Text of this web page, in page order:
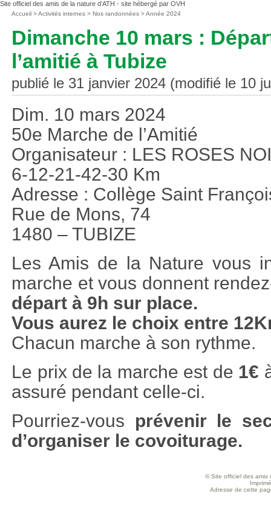
Site officiel des amis de la nature d’ATH - site hébergé par OVH
Vous
ici
:
Accueil >Activités internes >Nos randonnées>Année 2024
Dimanche 10 mars :
l’amitié à Tubize
publié le 31 janvier 2024 (modifié le 10
Dim. 10 mars 2024
50e Marche de l’Amitié
Organisateur : LES ROSES
6-12-21-42-30 Km
Adresse : Collège Saint
Rue de Mons, 74
1480 – TUBIZE
Les Amis de la Nature vous
marche et vous donnent
départ à 9h sur place.
Vous aurez le choix entre
Chacun marche à son rythme.
Le prix de la marche est de 1€
assuré pendant celle-ci.
Pourriez-vous prévenir le
d’organiser le covoiturage.
© Site officiel des amis
Adresse de cette